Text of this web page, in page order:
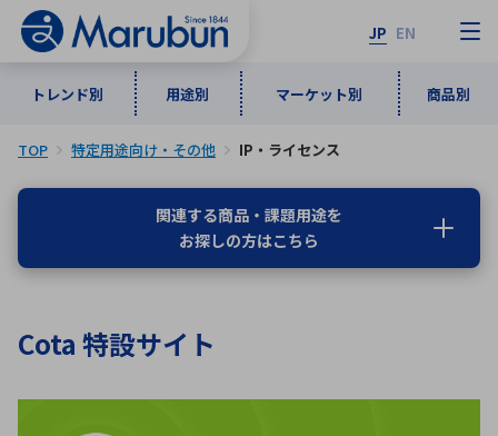
JP EN
トレンド別 用途別 マーケット別 商品別
トレンド別
インダストリアルDXソリューション
5G・Local 5G
用途別
通信・ネットワーク
監視・セキュリティ
マーケット別
情報通信 宇宙・防衛
商品別
計測・測定・表示機器 検査・分析機器
メーカ一覧
な行
は行
TOP 特定用途向け・その他 IP・ライセンス
関連する商品・課題用途を
お探しの方はこちら
Cota 特設サイト